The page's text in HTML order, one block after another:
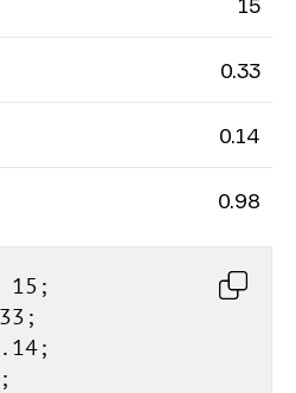
0.33
0.14
0.98
15;